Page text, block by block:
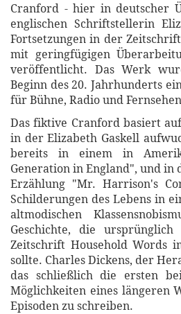
Cranford - hier in deutscher
englischen Schriftstellerin
Fortsetzungen in der
mit geringfügigen
veröffentlicht. Das Werk
Beginn des 20. Jahrhunderts
für Bühne, Radio und
Das fiktive Cranford basiert
in der Elizabeth Gaskell
bereits in einem in
Generation in England", und
Erzählung "Mr. Harrison's
Schilderungen des Lebens in
altmodischen
Geschichte, die
Zeitschrift Household Words
sollte. Charles Dickens, der
das schließlich die ersten
Möglichkeiten eines längeren
Episoden zu schreiben.